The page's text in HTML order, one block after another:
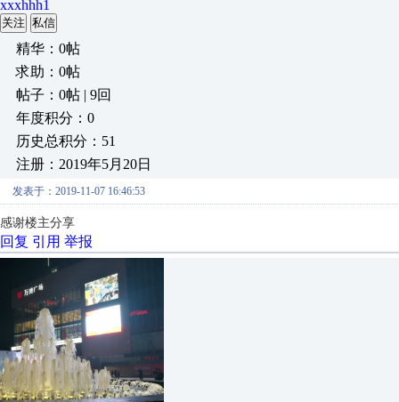
xxxhhh1
关注 私信
精华：0帖
求助：0帖
帖子：0帖 | 9回
年度积分：0
历史总积分：51
注册：2019年5月20日
发表于：2019-11-07 16:46:53
感谢楼主分享
回复 引用 举报